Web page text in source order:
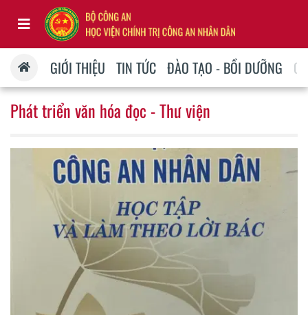
GIỚI THIỆU TIN TỨC ĐÀO TẠO - BỒI DƯỠNG
Phát triển văn hóa đọc - Thư viện